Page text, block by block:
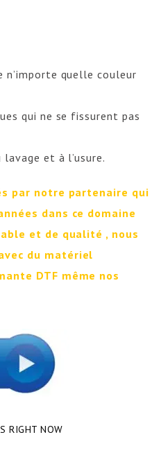
n’importe quelle couleur
qui ne se fissurent pas
et à l’usure.
par notre partenaire qui
dans ce domaine
et de qualité , nous
du matériel
DTF même nos
RIGHT NOW